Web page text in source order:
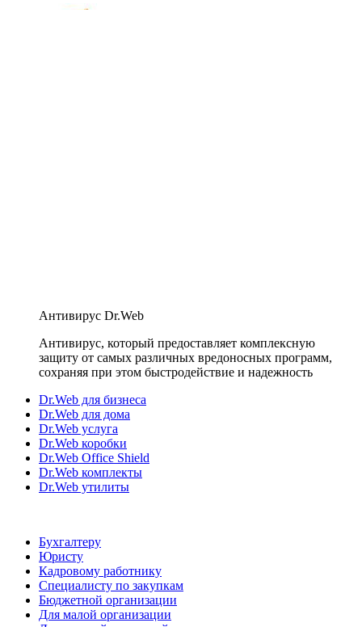
Антивирус Dr.Web
Антивирус, который предоставляет комплексную
защиту от самых различных вредоносных программ,
сохраняя при этом быстродействие и надежность
Dr.Web для бизнеса
Dr.Web для дома
Dr.Web услуга
Dr.Web коробки
Dr.Web Office Shield
Dr.Web комплекты
Dr.Web утилиты
Бухгалтеру
Юристу
Кадровому работнику
Специалисту по закупкам
Бюджетной организации
Для малой организации